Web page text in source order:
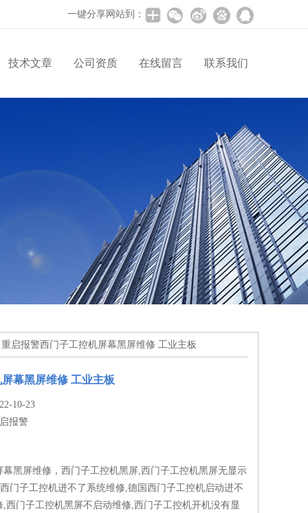
一键分享网站到：
技术文章 公司资质 在线留言 联系我们
启报警西门子工控机屏幕黑屏维修 工业主板
幕黑屏维修 工业主板
10-23
报警
幕黑屏维修，西门子工控机黑屏,西门子工控机黑屏无显示
门子工控机进不了系统维修,德国西门子工控机启动进不
,西门子工控机黑屏不启动维修,西门子工控机开机没有显